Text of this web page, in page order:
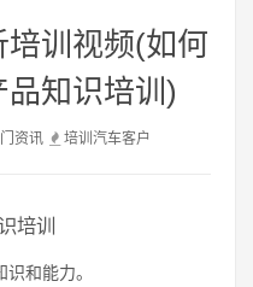
训视频(如何
知识培训)
资讯 培训 汽车客户
培训
和能力。